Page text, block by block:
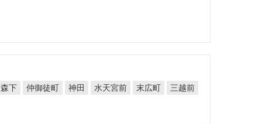
森下 仲御徒町 神田 水天宮前 末広町 三越前